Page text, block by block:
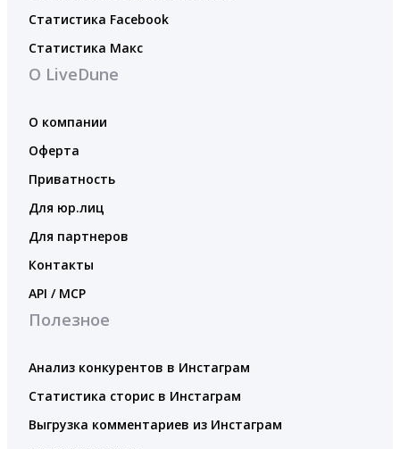
Статистика Facebook
Статистика Макс
О LiveDune
О компании
Оферта
Приватность
Для юр.лиц
Для партнеров
Контакты
API / MCP
Полезное
Анализ конкурентов в Инстаграм
Статистика сторис в Инстаграм
Выгрузка комментариев из Инстаграм